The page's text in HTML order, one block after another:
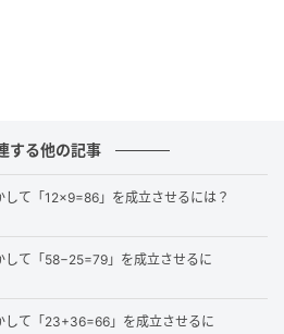
する他の記事
して「12×9=86」を成立させるには？
して「58−25=79」を成立させるに
して「23+36=66」を成立させるに